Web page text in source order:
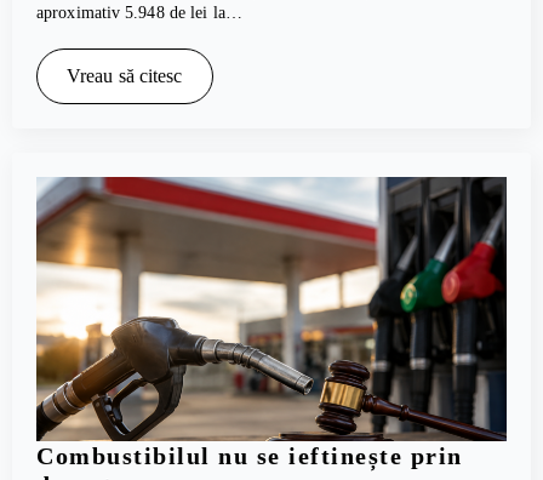
aproximativ 5.948 de lei la…
Vreau să citesc
Combustibilul nu se ieftinește prin